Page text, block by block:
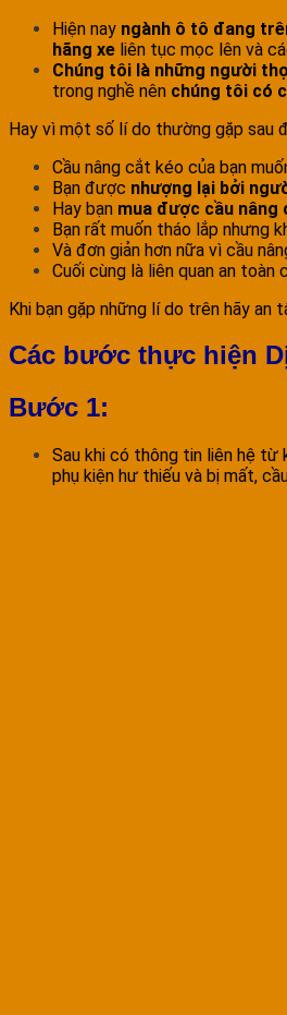
Hiện nay ngành ô tô đang
hãng xe liên tục mọc lên và
Chúng tôi là những người
trong nghề nên chúng tôi có
Hay vì một số lí do thường gặp sau
Cầu nâng cắt kéo của bạn
Bạn được nhượng lại bởi
Hay bạn mua được cầu nâng
Bạn rất muốn tháo lắp nhưng
Và đơn giản hơn nữa vì cầu
Cuối cùng là liên quan an
Khi bạn gặp những lí do trên hãy an
Các bước thực hiện
Bước 1:
Sau khi có thông tin liên hệ từ
phụ kiện hư thiếu và bị mất,